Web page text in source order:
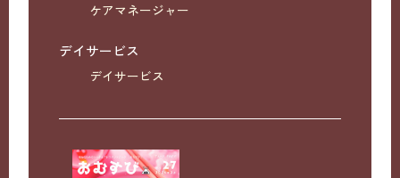
ケアマネージャー
デイサービス
デイサービス